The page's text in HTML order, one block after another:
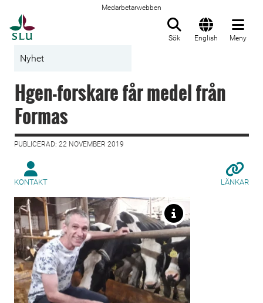
Medarbetarwebben
Sök English Meny
Nyhet
Hgen-forskare får medel från
Formas
PUBLICERAD: 22 NOVEMBER 2019
KONTAKT LÄNKAR